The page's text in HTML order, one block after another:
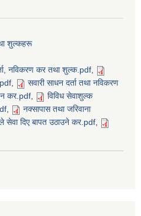
शुल्कहरू
नविकरण कर तथा शुल्क.pdf,
,
सवारी साधन दर्ता तथा नविकरण
कर.pdf,
विविध सेवाशुल्क
,
नक्सापास तथा जरिवाना
सेवा दिए बापत उठाउने कर.pdf,